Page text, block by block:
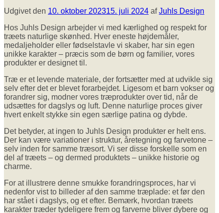
Udgivet den 10. oktober 202315. juli 2024 afJuhls Design
Hos Juhls Design arbejder vi med kærlighed og respekt for
træets naturlige skønhed. Hver eneste højdemåler,
medaljeholder eller fødselstavle vi skaber, har sin egen
unikke karakter – præcis som de børn og familier, vores
produkter er designet til.
Træ er et levende materiale, der fortsætter med at udvikle sig
selv efter det er blevet forarbejdet. Ligesom et barn vokser og
forandrer sig, modner vores træprodukter over tid, når de
udsættes for dagslys og luft. Denne naturlige proces giver
hvert enkelt stykke sin egen særlige patina og dybde.
Det betyder, at ingen to Juhls Design produkter er helt ens.
Der kan være variationer i struktur, åretegning og farvetone –
selv inden for samme træsort. Vi ser disse forskelle som en
del af træets – og dermed produktets – unikke historie og
charme.
For at illustrere denne smukke forandringsproces, har vi
nedenfor vist to billeder af den samme træplade: et før den
har stået i dagslys, og et efter. Bemærk, hvordan træets
karakter træder tydeligere frem og farverne bliver dybere og